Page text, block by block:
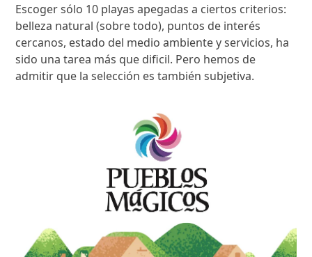
Escoger sólo 10 playas apegadas a ciertos criterios:
belleza natural (sobre todo), puntos de interés
cercanos, estado del medio ambiente y servicios, ha
sido una tarea más que dificil. Pero hemos de
admitir que la selección es también subjetiva.